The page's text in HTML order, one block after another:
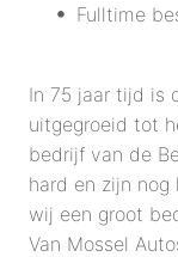
Fulltime
In 75 jaar tijd is
uitgegroeid tot
bedrijf van de
hard en zijn
wij een groot
Van Mossel